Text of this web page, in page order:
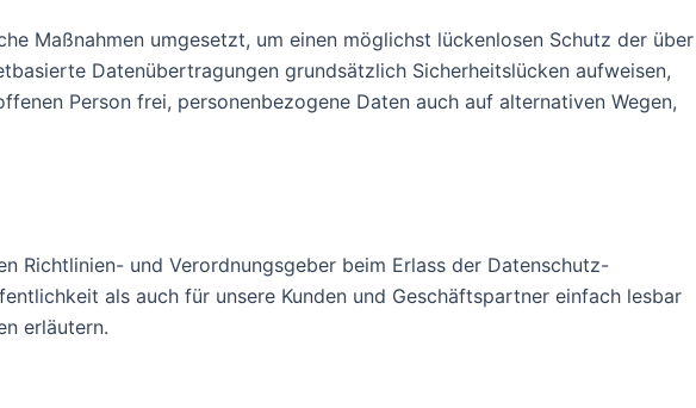
Maßnahmen umgesetzt, um einen möglichst lückenlosen Schutz der über
Datenübertragungen grundsätzlich Sicherheitslücken aufweisen,
Person frei, personenbezogene Daten auch auf alternativen Wegen,
Richtlinien- und Verordnungsgeber beim Erlass der Datenschutz-
als auch für unsere Kunden und Geschäftspartner einfach lesbar
erläutern.